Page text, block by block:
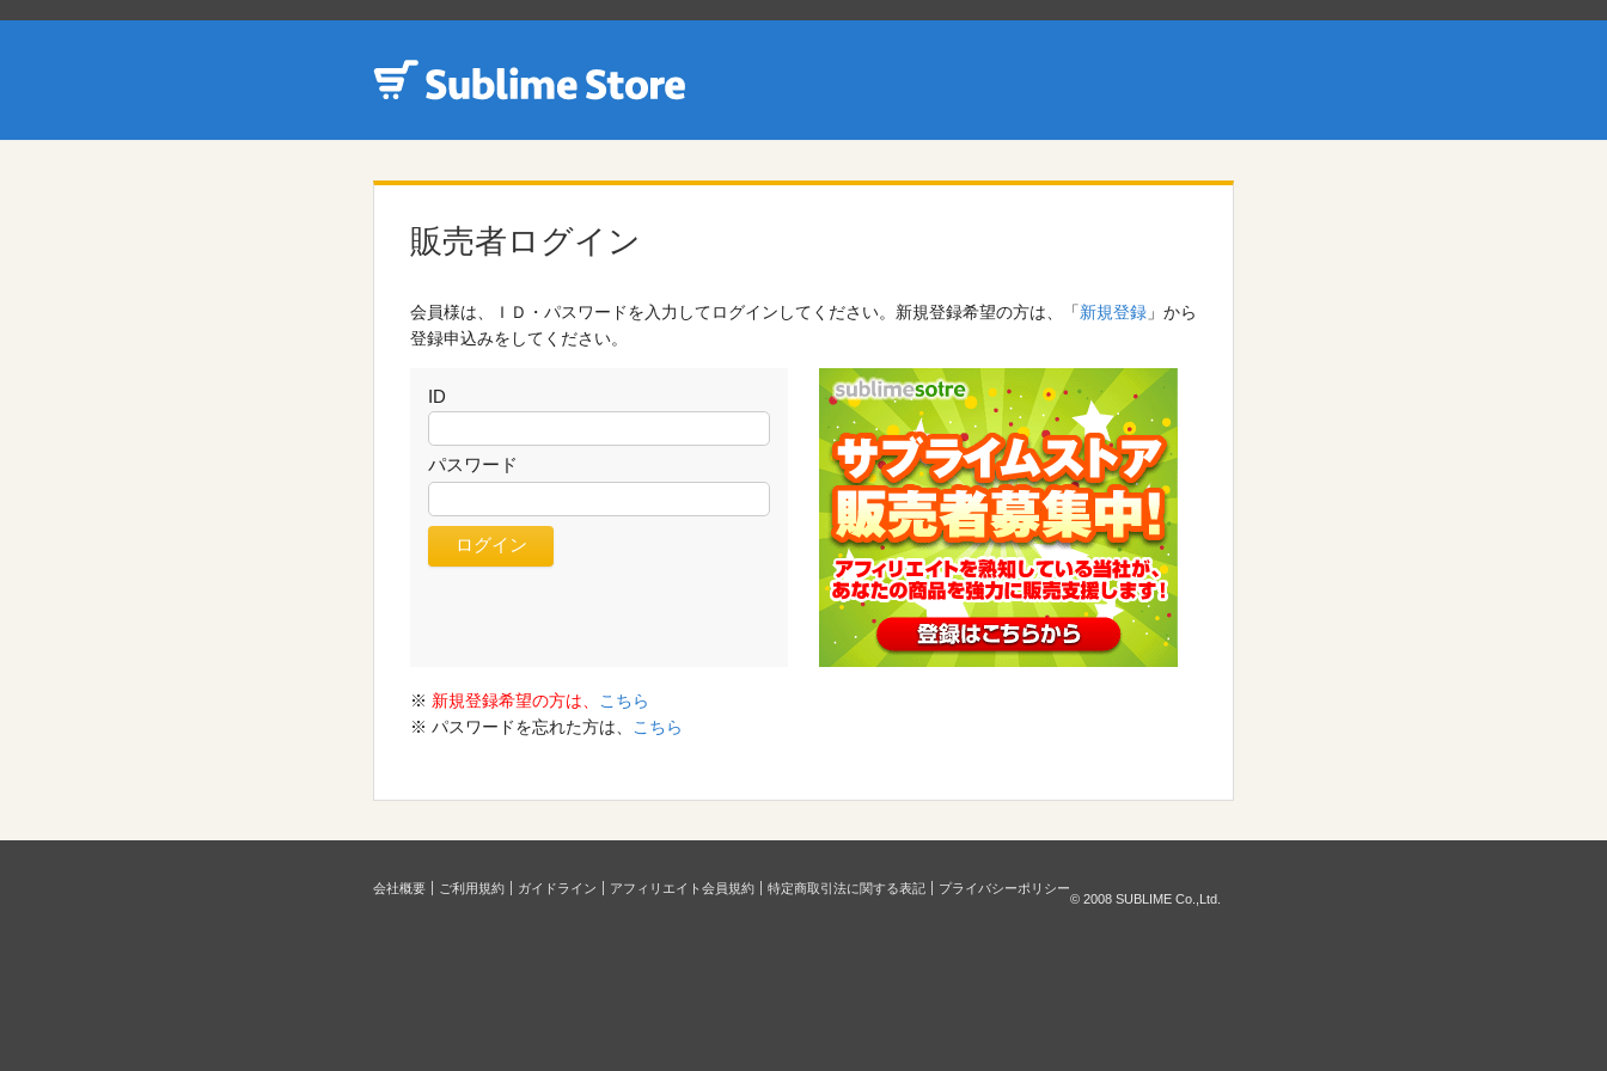
販売者ログイン
会員様は、ＩＤ・パスワードを入力してログインしてください。新規登録希望の方は、「新規登録 」から
登録申込みをしてください。
ID
パスワード
※ 新規登録希望の方は、
こちら
※ パスワードを忘れた方は、
こちら
会社概要 ご利用規約 ガイドライン アフィリエイト会員規約 特定商取引法に関する表記 プライバシーポリシー
© 2008 SUBLIME Co.,Ltd.